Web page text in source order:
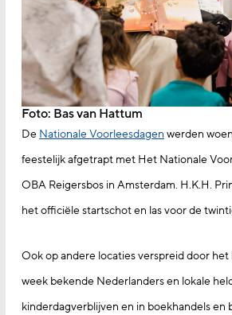
Foto: Bas van Hattum
De Nationale Voorleesdagen werden
feestelijk afgetrapt met Het Nationale
OBA Reigersbos in Amsterdam. H.K.H.
het officiële startschot en las voor de
Ook op andere locaties verspreid door
week bekende Nederlanders en lokale
kinderdagverblijven en in boekhandels en